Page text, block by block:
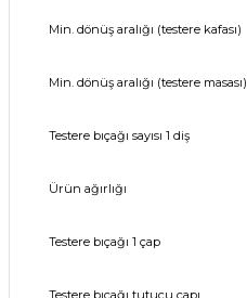
Min. dönüş aralığı (testere kafası)
Min. dönüş aralığı (testere masası)
Testere bıçağı sayısı 1 diş
Ürün ağırlığı
Testere bıçağı 1 çap
Testere bıçağı tutucu çapı